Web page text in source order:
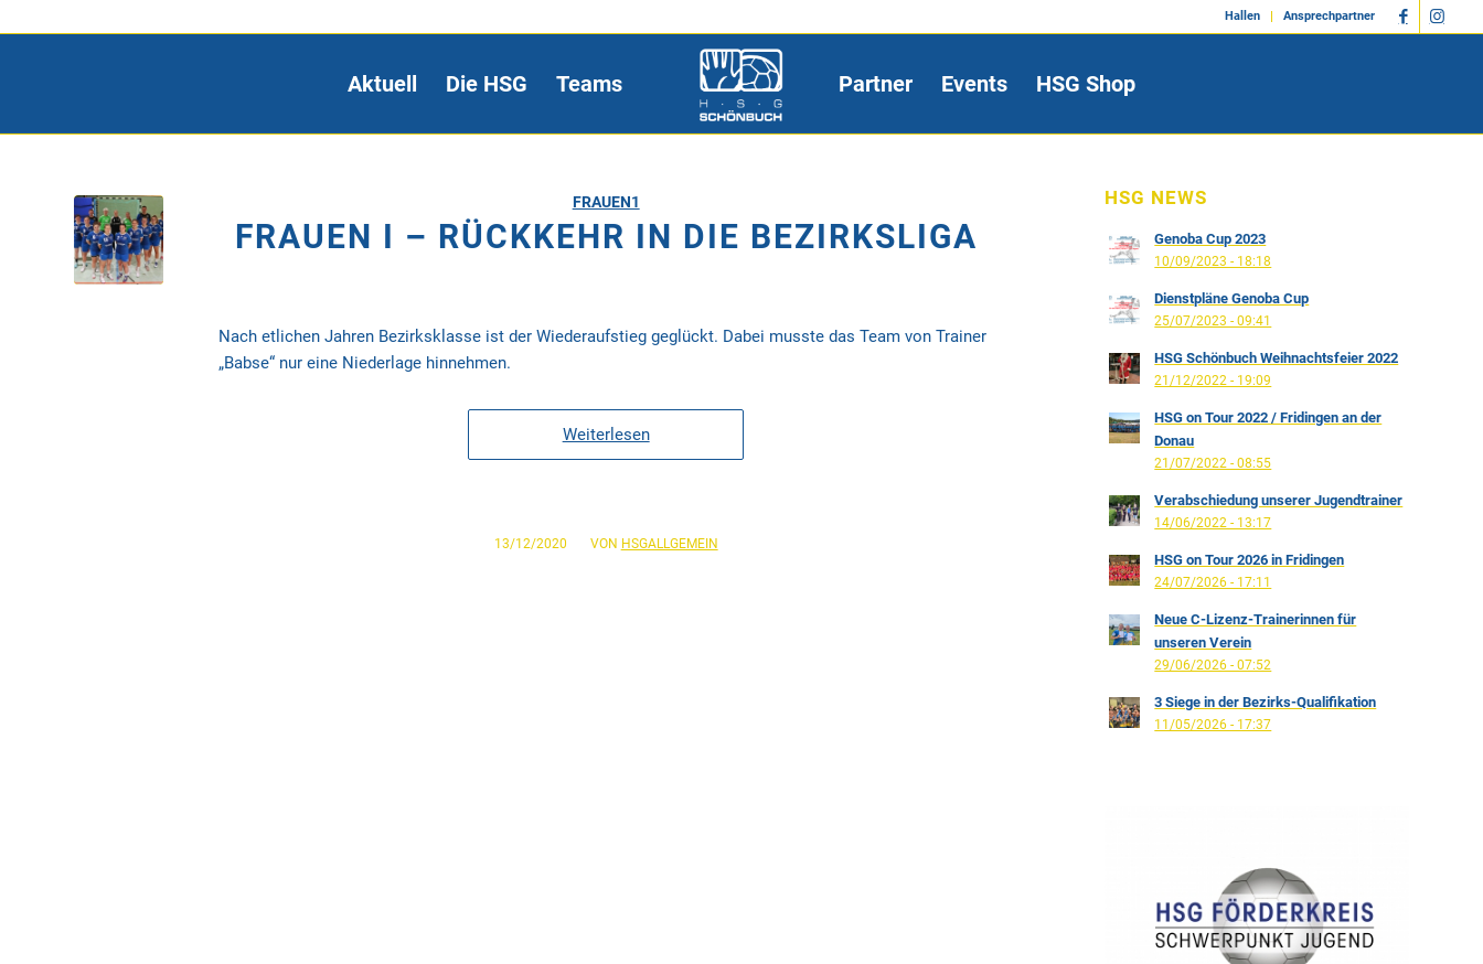
Hallen Ansprechpartner
Aktuell Die HSG Teams Partner Events HSG Shop
FRAUEN1
FRAUEN I – RÜCKKEHR IN DIE BEZIRKSLIGA
Nach etlichen Jahren Bezirksklasse ist der Wiederaufstieg geglückt. Dabei musste das Team von Trainer
„Babse“ nur eine Niederlage hinnehmen.
Weiterlesen
13/12/2020
/ VON HSGALLGEMEIN
HSG NEWS
Genoba Cup 2023
10/09/2023 - 18:18
Dienstpläne Genoba Cup
25/07/2023 - 09:41
HSG Schönbuch Weihnachtsfeier 2022
21/12/2022 - 19:09
HSG on Tour 2022 / Fridingen an der
Donau
21/07/2022 - 08:55
Verabschiedung unserer Jugendtrainer
14/06/2022 - 13:17
HSG on Tour 2026 in Fridingen
24/07/2026 - 17:11
Neue C-Lizenz-Trainerinnen für
unseren Verein
29/06/2026 - 07:52
3 Siege in der Bezirks-Qualifikation
11/05/2026 - 17:37